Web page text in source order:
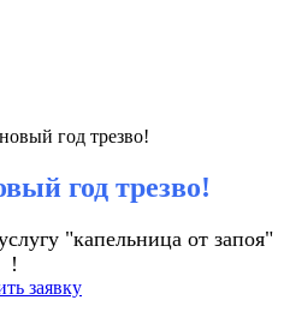
год трезво!
"капельница от запоя"
!
заявку